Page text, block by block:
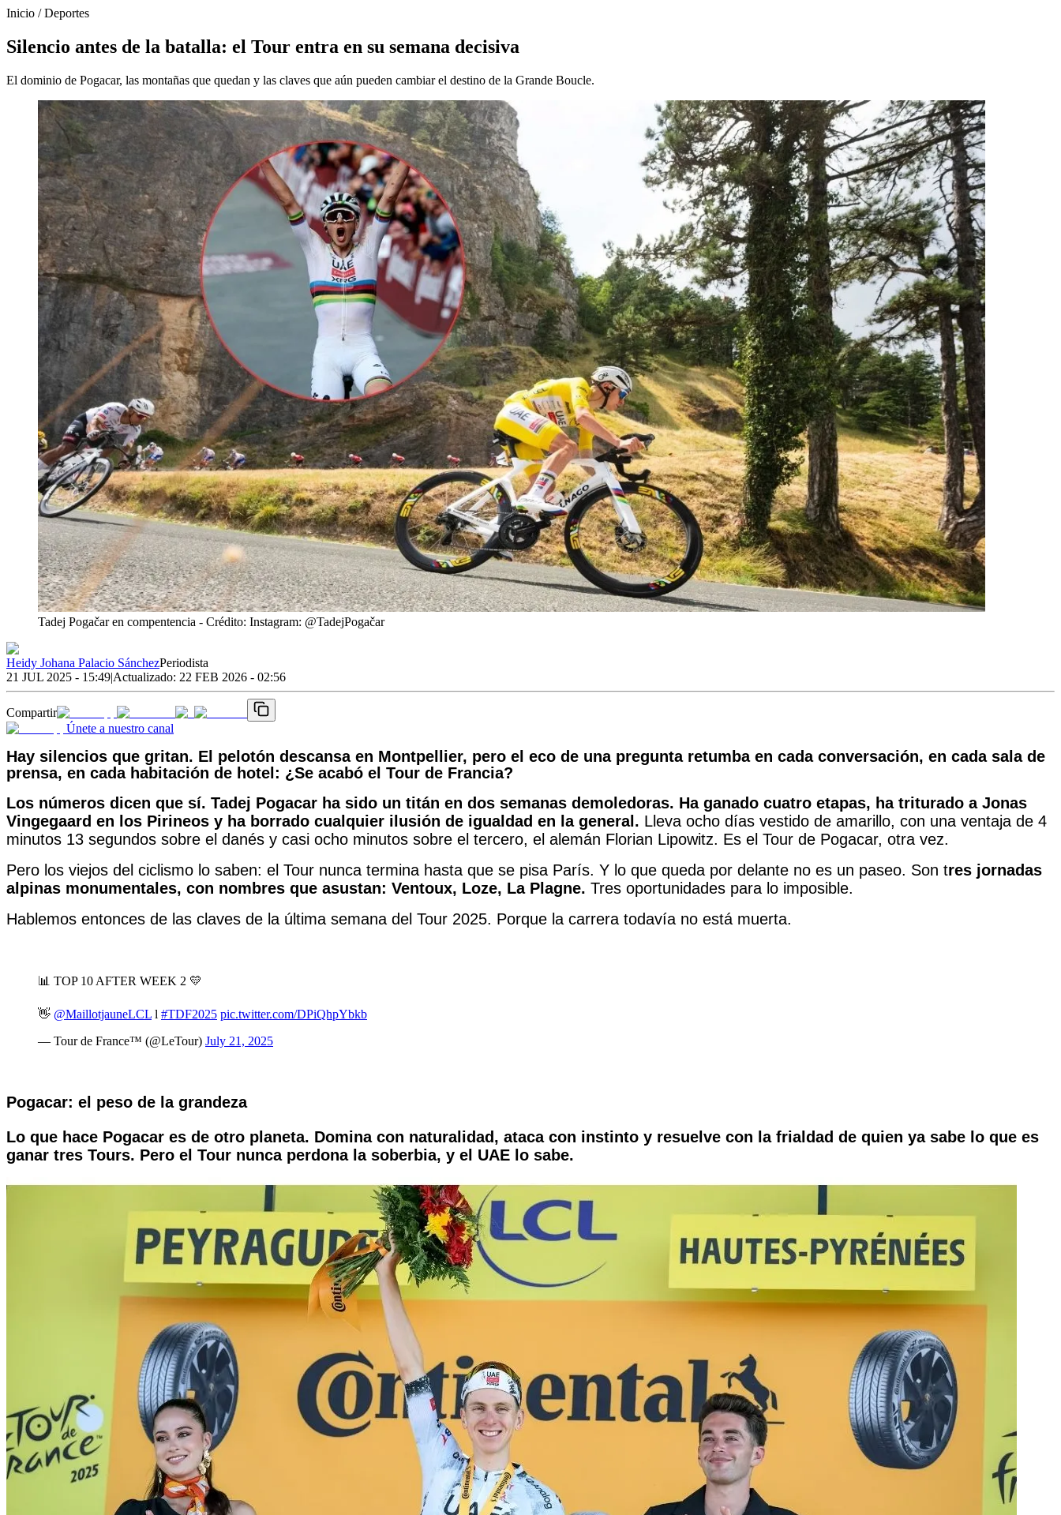
Inicio /Deportes
Silencio antes de la batalla: el Tour entra en su semana decisiva
El dominio de Pogacar, las montañas que quedan y las claves que aún pueden cambiar el destino de la Grande Boucle.
Tadej Pogačar en compentencia - Crédito: Instagram: @TadejPogačar
Heidy Johana Palacio SánchezPeriodista
21 JUL 2025 - 15:49|Actualizado: 22 FEB 2026 - 02:56
Compartir
Únete a nuestro canal
Hay silencios que gritan. El pelotón descansa en Montpellier, pero el eco de una pregunta retumba en cada conversación, en cada sala de
prensa, en cada habitación de hotel: ¿Se acabó el Tour de Francia?
Los números dicen que sí. Tadej Pogacar ha sido un titán en dos semanas demoledoras. Ha ganado cuatro etapas, ha triturado a Jonas
Vingegaard en los Pirineos y ha borrado cualquier ilusión de igualdad en la general. Lleva ocho días vestido de amarillo, con una ventaja de 4
minutos 13 segundos sobre el danés y casi ocho minutos sobre el tercero, el alemán Florian Lipowitz. Es el Tour de Pogacar, otra vez.
Pero los viejos del ciclismo lo saben: el Tour nunca termina hasta que se pisa París. Y lo que queda por delante no es un paseo. Son tres jornadas
alpinas monumentales, con nombres que asustan: Ventoux, Loze, La Plagne. Tres oportunidades para lo imposible.
Hablemos entonces de las claves de la última semana del Tour 2025. Porque la carrera todavía no está muerta.
📊 TOP 10 AFTER WEEK 2 💛
👋 @MaillotjauneLCL l #TDF2025 pic.twitter.com/DPiQhpYbkb
— Tour de France™ (@LeTour) July 21, 2025
Pogacar: el peso de la grandeza
Lo que hace Pogacar es de otro planeta. Domina con naturalidad, ataca con instinto y resuelve con la frialdad de quien ya sabe lo que es
ganar tres Tours. Pero el Tour nunca perdona la soberbia, y el UAE lo sabe.